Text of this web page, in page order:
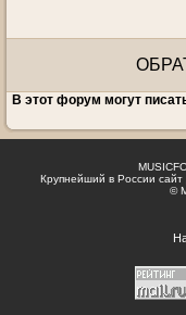
В этот форум могут
Крупнейший в России сайт
©